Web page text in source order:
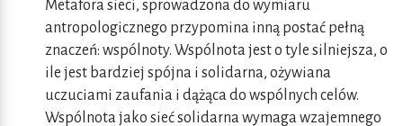
Metafora sieci, sprowadzona do wymiaru
antropologicznego przypomina inną postać pełną
znaczeń: wspólnoty. Wspólnota jest o tyle silniejsza, o
ile jest bardziej spójna i solidarna, ożywiana
uczuciami zaufania i dążąca do wspólnych celów.
Wspólnota jako sieć solidarna wymaga wzajemnego